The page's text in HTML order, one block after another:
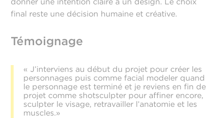
final reste une décision humaine et créative.
Témoignage
« J’interviens au début du projet pour créer les
personnages puis comme facial modeler quand
le personnage est terminé et je reviens en fin de
projet comme shotsculpter pour affiner encore,
sculpter le visage, retravailler l’anatomie et les
muscles.»